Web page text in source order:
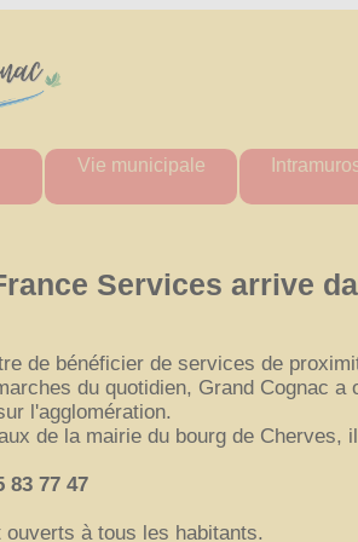
Vie municipale
Les élus
Actes administratifs
du conseil municipal
Espace France Services
Admin
Les
Actes
Tout
Services arrive
de bénéficier de services de
du quotidien, Grand Cognac
l'agglomération.
de la mairie du bourg de Cherves,
83 77 47
à tous les habitants.